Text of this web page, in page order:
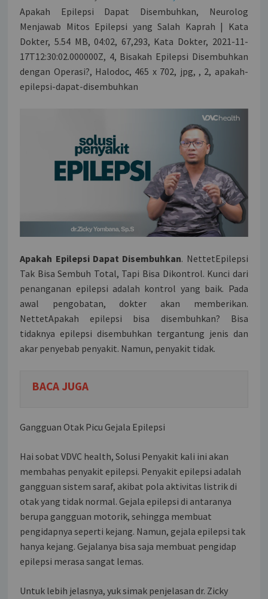
Apakah Epilepsi Dapat Disembuhkan, Neurolog
Menjawab Mitos Epilepsi yang Salah Kaprah | Kata
Dokter, 5.54 MB, 04:02, 67,293, Kata Dokter, 2021-11-
17T12:30:02.000000Z, 4, Bisakah Epilepsi Disembuhkan
dengan Operasi?, Halodoc, 465 x 702, jpg, , 2, apakah-
epilepsi-dapat-disembuhkan
Apakah Epilepsi Dapat Disembuhkan. NettetEpilepsi
Tak Bisa Sembuh Total, Tapi Bisa Dikontrol. Kunci dari
penanganan epilepsi adalah kontrol yang baik. Pada
awal pengobatan, dokter akan memberikan.
NettetApakah epilepsi bisa disembuhkan? Bisa
tidaknya epilepsi disembuhkan tergantung jenis dan
akar penyebab penyakit. Namun, penyakit tidak.
BACA JUGA
Gangguan Otak Picu Gejala Epilepsi
Hai sobat VDVC health, Solusi Penyakit kali ini akan
membahas penyakit epilepsi. Penyakit epilepsi adalah
gangguan sistem saraf, akibat pola aktivitas listrik di
otak yang tidak normal. Gejala epilepsi di antaranya
berupa gangguan motorik, sehingga membuat
pengidapnya seperti kejang. Namun, gejala epilepsi tak
hanya kejang. Gejalanya bisa saja membuat pengidap
epilepsi merasa sangat lemas.
Untuk lebih jelasnya, yuk simak penjelasan dr. Zicky